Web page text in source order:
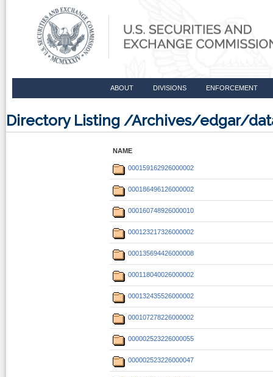
ABOUT DIVISIONS ENFORCEMENT
Directory Listing /Archives/edgar/
NAME
000159162926000002
000186496126000002
000160748926000010
000123217326000002
000135694426000008
000118040026000002
000132435526000002
000107278226000002
000002523226000055
000002523226000047